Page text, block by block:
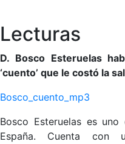
Lecturas
D. Bosco Esteruelas
‘cuento’ que le costó la
Bosco_cuento_mp3
Bosco Esteruelas es
España. Cuenta con